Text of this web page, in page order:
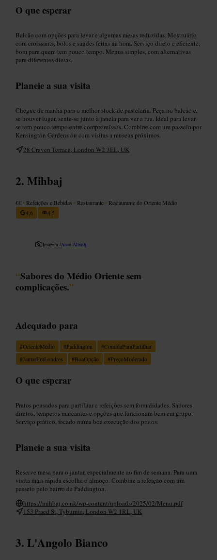
O que esperar
Balcão com opções para levar e algumas mesas reduzidas. Mostruário
com croissants, bolos e sandes feitas na hora. Serviço direto e eficiente,
bom para quem tem pouco tempo. Menus simples, com alternativas
para diferentes dietas.
Planeie a sua visita
Chegue de manhã para o melhor stock de pastelaria. Peça no balcão e,
se houver lugar, sente-se junto à janela para ver a rua. Ideal para levar
se tem pouco tempo entre compromissos. Combine com um passeio por
Kensington Gardens ou com visitas a museus próximos.
28 Craven Terrace, London W2 3EL, UK
Mihbaj
€€ • Refeições e Bebidas • Restaurante • Restaurante do Oriente Médio
4,6
4,5
Imagem /Anan Albash
“Sabores do Médio Oriente sem
complicações.”
Adequado para
#OrienteMédio #Paddington #ComidaParaPartilhar
#JantarEmLondres #BoaOpção #PreçoModerado
O que esperar
Pratos pensados para partilhar e refeições sem formalidades. Sabores
diretos, temperos marcantes e opções que funcionam bem em grupo.
Serviço prático, focado numa boa execução dos pratos.
Planeie a sua visita
Reserve mesa para o jantar, especialmente ao fim de semana. Para uma
visita mais rápida escolha o almoço. Combine a refeição com um
passeio pelo bairro de Paddington.
https://mihbaj.co.uk/wp-content/uploads/2025/02/Menu.pdf
153 Praed St, Tyburnia, London W2 1RL, UK
L'Angolo Bianco